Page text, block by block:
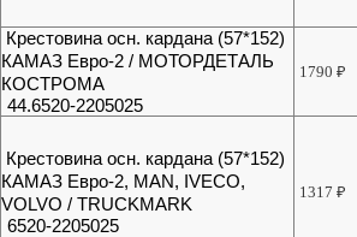
Крестовина осн. кардана (57*152)
КАМАЗ Евро-2 / МОТОРДЕТАЛЬ
КОСТРОМА
44.6520-2205025
1790₽
Крестовина осн. кардана (57*152)
КАМАЗ Евро-2, МАN, IVECO,
VOLVO / TRUCKMARK
6520-2205025
1317₽